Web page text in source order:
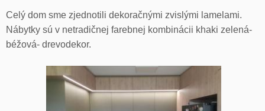
Celý dom sme zjednotili dekoračnými zvislými lamelami.
Nábytky sú v netradičnej farebnej kombinácii khaki zelená-
béžová- drevodekor.